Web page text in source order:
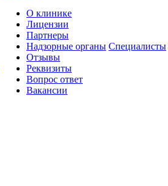
О клинике
Лицензии
Партнеры
Надзорные органы
Отзывы
Реквизиты
Вопрос ответ
Вакансии
Специалисты